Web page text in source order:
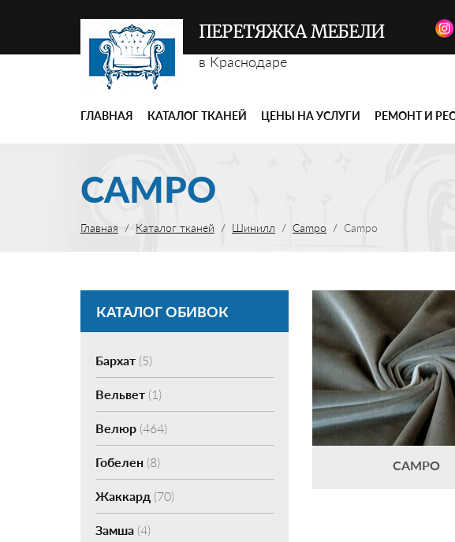
ПЕРЕТЯЖКА МЕБЕЛИ
в Краснодаре
ГЛАВНАЯ КАТАЛОГ ТКАНЕЙ ЦЕНЫ НА УСЛУГИ РЕМОНТ И
CAMPO
Главная Каталог тканей Шинилл Campo Campo
КАТАЛОГ ОБИВОК
Бархат(5)
Вельвет(1)
Велюр(464)
Гобелен(8)
Жаккард (70)
Замша(4)
CAMPO